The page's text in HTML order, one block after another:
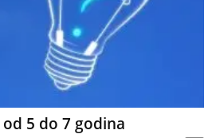
5 do 7 godina